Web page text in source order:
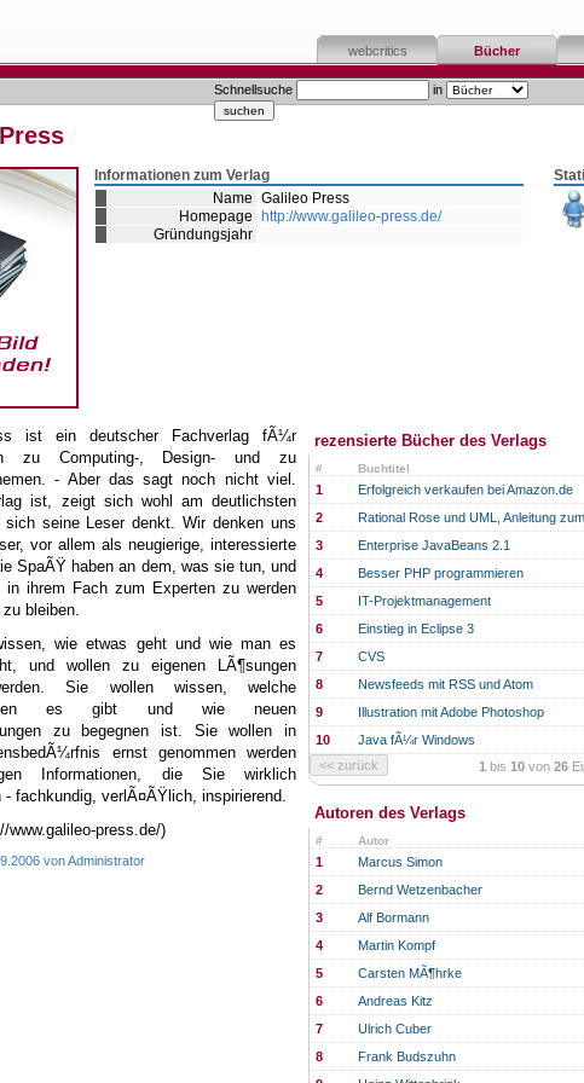
webcritics Bücher
Schnellsuche in
Informationen zum Verlag
Name Galileo Press
Homepage
http://www.galileo-press.de/
Gründungsjahr
rezensierte Bücher des Verlags
# Buchtitel
1
Erfolgreich verkaufen bei Amazon.de
2
Rational Rose und UML, Anleitung
3
Enterprise JavaBeans 2.1
4
Besser PHP programmieren
5
IT-Projektmanagement
6
Einstieg in Eclipse 3
7
CVS
8
Newsfeeds mit RSS und Atom
9
Illustration mit Adobe Photoshop
10
Java fÃ¼r Windows
1 bis 10 von 26
Autoren des Verlags
# Autor
1
Marcus Simon
2
Bernd Wetzenbacher
3
Alf Bormann
4
Martin Kompf
5
Carsten MÃ¶hrke
6
Andreas Kitz
7
Ulrich Cuber
8
Frank Budszuhn
ist ein deutscher Fachverlag fÃ¼r
zu Computing-, Design- und zu
- Aber das sagt noch nicht viel.
ist, zeigt sich wohl am deutlichsten
seine Leser denkt. Wir denken uns
vor allem als neugierige, interessierte
SpaÃŸ haben an dem, was sie tun, und
in ihrem Fach zum Experten zu werden
bleiben.
wie etwas geht und wie man es
und wollen zu eigenen LÃ¶sungen
Sie wollen wissen, welche
es gibt und wie neuen
zu begegnen ist. Sie wollen in
ernst genommen werden
Informationen, die Sie wirklich
- fachkundig, verlÃ¤ÃŸlich, inspirierend.
www.galileo-press.de/)
von Administrator